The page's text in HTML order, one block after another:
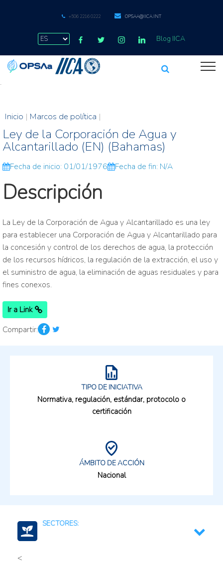
+506 2216 0222 OPSAA@IICA.INT
Blog IICA
.
Inicio | Marcos de política |
Ley de la Corporación de Agua y
Alcantarillado (EN) (Bahamas)
Fecha de inicio: 01/01/1976 Fecha de fin: N/A
Descripción
La Ley de la Corporación de Agua y Alcantarillado es una ley
para establecer una Corporación de Agua y Alcantarillado para
la concesión y control de los derechos de agua, la protección
de los recursos hídricos, la regulación de la extracción, el uso y
el suministro de agua, la eliminación de aguas residuales y para
fines conexos.
Ir a Link
Compartir:
TIPO DE INICIATIVA
Normativa, regulación, estándar, protocolo o
certificación
ÁMBITO DE ACCIÓN
Nacional
SECTORES:
<